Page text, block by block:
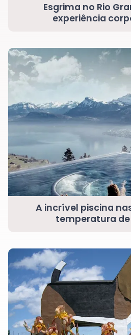
Esgrima no Rio
experiência
A incrível piscina
temperatura